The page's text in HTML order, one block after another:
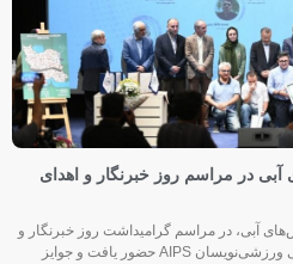
در مراسم روز خبرنگار و اهدای
آبی، در مراسم گرامیداشت روز خبرنگار و
تقدیر از برگزیدگان هشتمین جایزه جهانی ورزشی‌نویسان AIPS حضور یافت و جوایز